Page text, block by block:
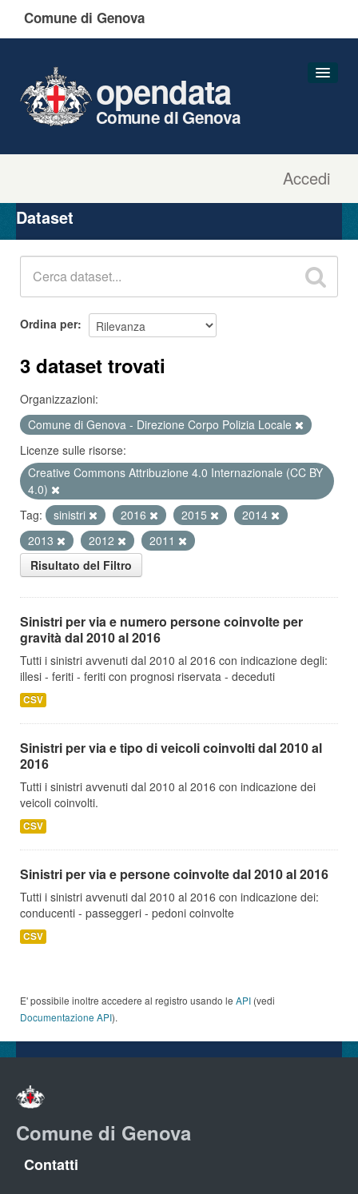
Comune di Genova
Accedi
opendata
Comune di Genova
Organizzazioni
Gruppi
Dataset
Ordina per
3 dataset trovati
Organizzazioni:
Comune di Genova - Direzione Corpo Polizia Locale
Licenze sulle risorse:
Creative Commons Attribuzione 4.0 Internazionale (CC BY
4.0)
Tag:
sinistri 2016 2015
2014
2013
2012
2011
Risultato del Filtro
Sinistri per via e numero persone coinvolte per
gravità dal 2010 al 2016
Tutti i sinistri avvenuti dal 2010 al 2016 con indicazione degli:
illesi - feriti - feriti con prognosi riservata - deceduti
CSV
Sinistri per via e tipo di veicoli coinvolti dal 2010 al
2016
Tutti i sinistri avvenuti dal 2010 al 2016 con indicazione dei
veicoli coinvolti.
CSV
Sinistri per via e persone coinvolte dal 2010 al 2016
Tutti i sinistri avvenuti dal 2010 al 2016 con indicazione dei:
conducenti - passeggeri - pedoni coinvolte
CSV
E' possibile inoltre accedere al registro usando le API (vedi
Documentazione API).
Comune di Genova
Contatti